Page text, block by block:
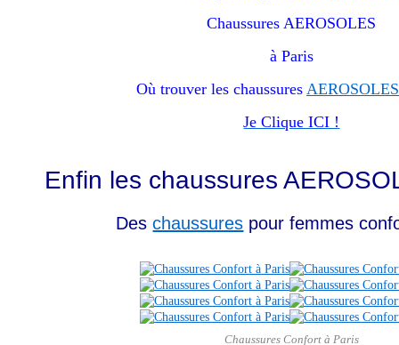
Chaussures AEROSOLES
à Paris
Où trouver les chaussures
Je Clique ICI !
Enfin les chaussures
Deschaussures pour femmes
Chaussures Confort à Paris